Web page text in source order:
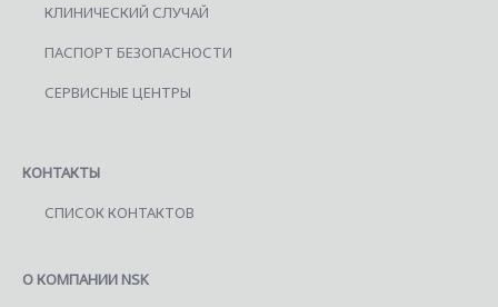
КЛИНИЧЕСКИЙ СЛУЧАЙ
ПАСПОРТ БЕЗОПАСНОСТИ
СЕРВИСНЫЕ ЦЕНТРЫ
КОНТАКТЫ
СПИСОК КОНТАКТОВ
О КОМПАНИИ NSK